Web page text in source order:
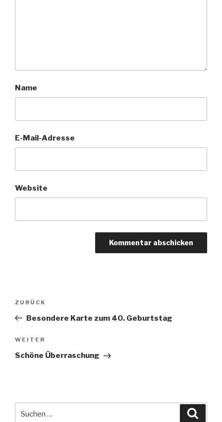
Name
E-Mail-Adresse
Website
Beitragsnavigation
Vorheriger
Beitrag
ZURÜCK
Besondere Karte zum 40. Geburtstag
Nächster
Beitrag
WEITER
Schöne Überraschung